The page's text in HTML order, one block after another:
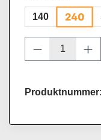
140 240
Produkt
Produktnummer: